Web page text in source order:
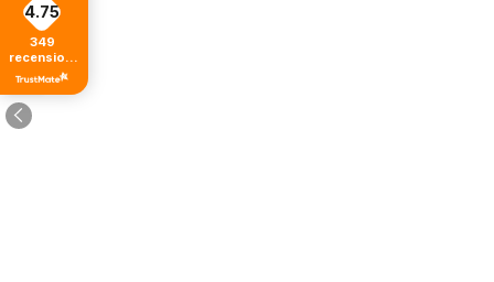
4.75
349
recensioni
di tutti i
tempi